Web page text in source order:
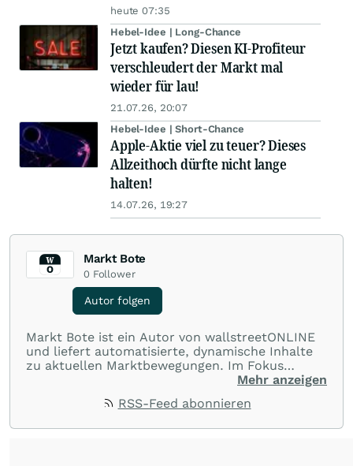
heute 07:35
Hebel-Idee | Long-Chance
Jetzt kaufen? Diesen KI-Profiteur
verschleudert der Markt mal
wieder für lau!
21.07.26, 20:07
Hebel-Idee | Short-Chance
Apple-Aktie viel zu teuer? Dieses
Allzeithoch dürfte nicht lange
halten!
14.07.26, 19:27
Markt Bote
0 Follower
Autor folgen
Markt Bote ist ein Autor von wallstreetONLINE
und liefert automatisierte, dynamische Inhalte
zu aktuellen Marktbewegungen. Im Fokus
stehen Tops und Flops, Branchentrends und
Rohstoffe oder Krypto – die Beiträge sind kurz,
Mehr anzeigen
RSS-Feed abonnieren